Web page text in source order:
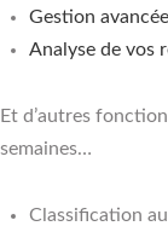
Gestion
Analyse de vos
Et d’autres
semaines…
Classification